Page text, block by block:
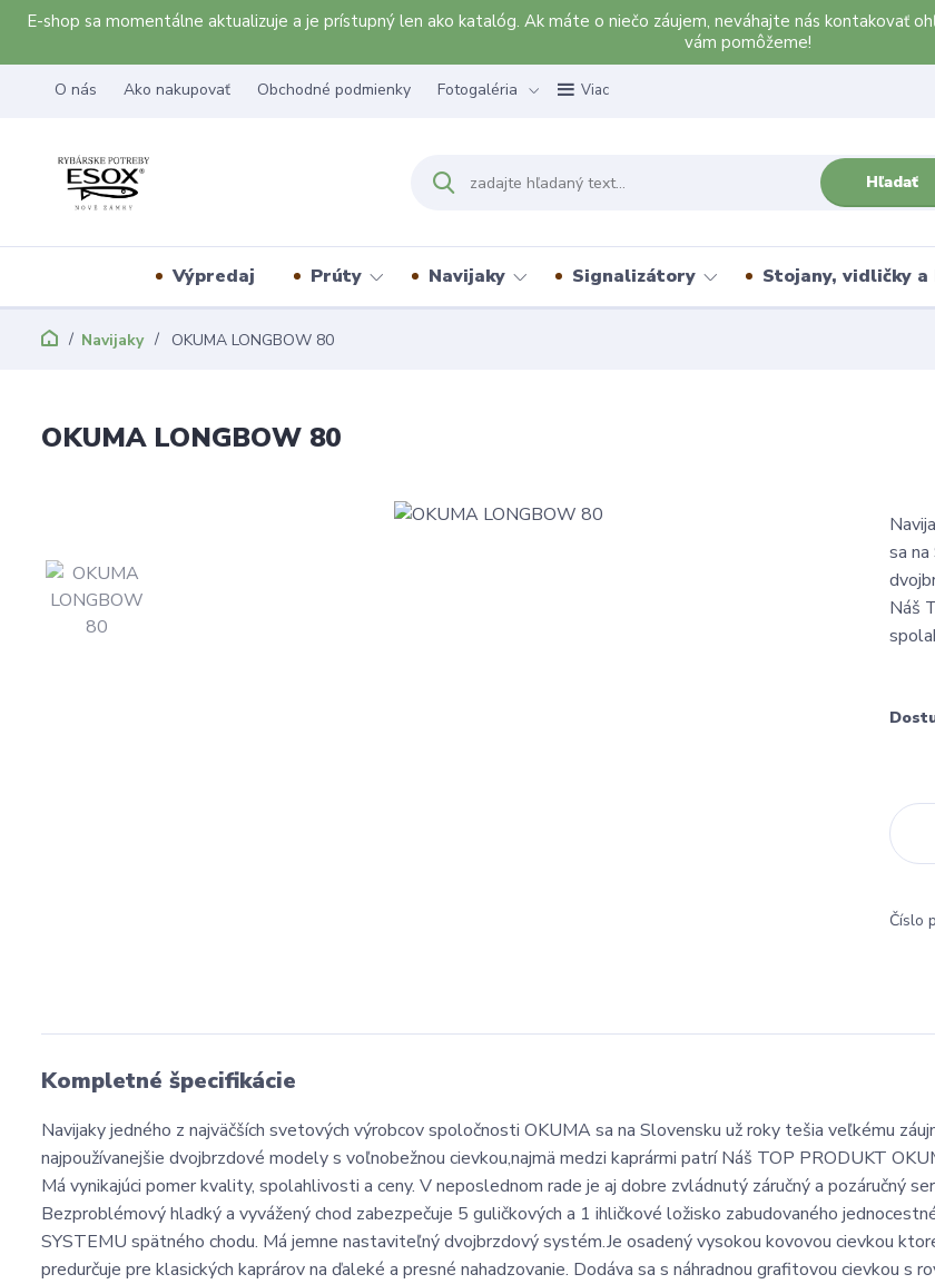
E-shop sa momentálne aktualizuje a je prístupný len ako katalóg. Ak máte o niečo záujem, neváhajte nás
vám pomôžeme!
O nás Ako nakupovať Obchodné podmienky Fotogaléria Viac
Hľadať
Výpredaj Prúty Navijaky Signalizátory Stojany, vidličky a
Navijaky OKUMA LONGBOW 80
OKUMA LONGBOW 80
sa
Náš
Číslo
Kompletné špecifikácie
Navijaky jedného z najväčších svetových výrobcov spoločnosti OKUMA sa na Slovensku už roky tešia veľkému
najpoužívanejšie dvojbrzdové modely s voľnobežnou cievkou,najmä medzi kaprármi patrí Náš TOP PRODUKT
Má vynikajúci pomer kvality, spolahlivosti a ceny. V neposlednom rade je aj dobre zvládnutý záručný a pozáručný
Bezproblémový hladký a vyvážený chod zabezpečuje 5 guličkových a 1 ihličkové ložisko zabudovaného
SYSTEMU spätného chodu. Má jemne nastaviteľný dvojbrzdový systém.Je osadený vysokou kovovou cievkou
predurčuje pre klasických kaprárov na ďaleké a presné nahadzovanie. Dodáva sa s náhradnou grafitovou cievkou s